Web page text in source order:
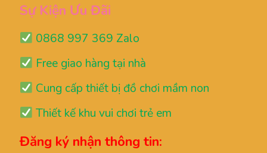
Sự Kiện Ưu Đãi
0868 997 369 Zalo
Free giao hàng tại nhà
Cung cấp thiết bị đồ chơi mầm non
Thiết kế khu vui chơi trẻ em
Đăng ký nhận thông tin: